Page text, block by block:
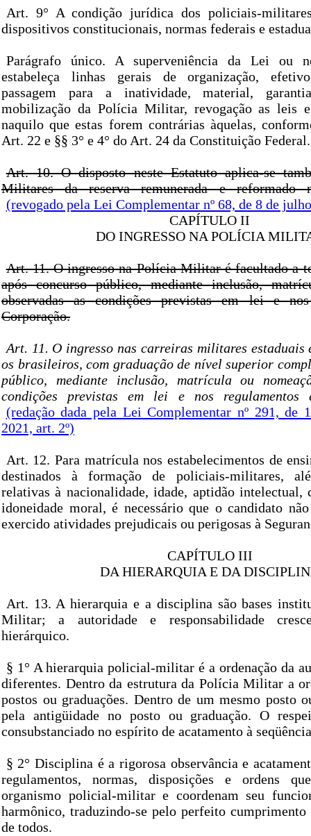
Art. 9° A condição jurídica dos policiais-
dispositivos constitucionais, normas federais e
Parágrafo único. A superveniência da Lei ou
estabeleça linhas gerais de organização,
passagem para a inatividade, material,
mobilização da Polícia Militar, revogação as leis e
naquilo que estas forem contrárias àquelas,
Art. 22 e §§ 3° e 4° do Art. 24 da Constituição Federal.
Art. 10. O disposto neste Estatuto aplica-se
Militares da reserva remunerada e reformado
(revogado pela Lei Complementar nº 68, de 8 de
CAPÍTULO II
DO INGRESSO NA POLÍCIA
Art. 11. O ingresso na Polícia Militar é facultado a
após concurso público, mediante inclusão,
observadas as condições previstas em lei e
Corporação.
Art. 11. O ingresso nas carreiras militares estaduais
os brasileiros, com graduação de nível superior
público, mediante inclusão, matrícula ou
condições previstas em lei e nos regulamentos
(redação dada pela Lei Complementar nº 291, de
2021, art. 2º)
Art. 12. Para matrícula nos estabelecimentos de
destinados à formação de policiais-militares,
relativas à nacionalidade, idade, aptidão intelectual,
idoneidade moral, é necessário que o candidato
exercido atividades prejudicais ou perigosas à
CAPÍTULO III
DA HIERARQUIA E DA
Art. 13. A hierarquia e a disciplina são bases
Militar; a autoridade e responsabilidade
hierárquico.
§ 1° A hierarquia policial-militar é a ordenação da
diferentes. Dentro da estrutura da Polícia Militar a
postos ou graduações. Dentro de um mesmo posto
pela antigüidade no posto ou graduação. O
consubstanciado no espírito de acatamento à
§ 2° Disciplina é a rigorosa observância e
regulamentos, normas, disposições e ordens
organismo policial-militar e coordenam seu
harmônico, traduzindo-se pelo perfeito
de todos.